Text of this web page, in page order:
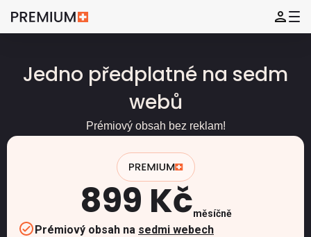
Jedno předplatné na sedm
webů
Prémiový obsah bez reklam!
899 Kčměsíčně
Prémiový obsah na sedmi webech